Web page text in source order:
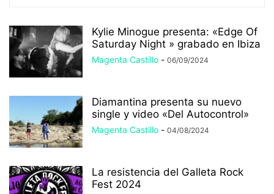
Kylie Minogue presenta: «Edge Of
Saturday Night » grabado en Ibiza
Magenta Castillo - 06/09/2024
Diamantina presenta su nuevo
single y video «Del Autocontrol»
Magenta Castillo - 04/08/2024
La resistencia del Galleta Rock
Fest 2024